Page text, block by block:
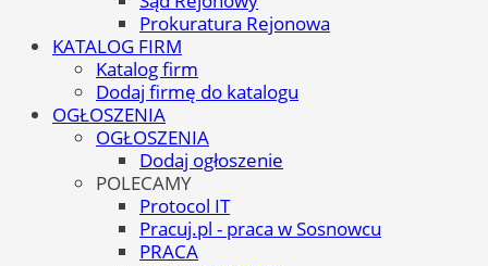
Prokuratura Rejonowa
KATALOG FIRM
Katalog firm
Dodaj firmę do katalogu
OGŁOSZENIA
OGŁOSZENIA
Dodaj ogłoszenie
POLECAMY
Protocol IT
Pracuj.pl - praca w Sosnowcu
PRACA